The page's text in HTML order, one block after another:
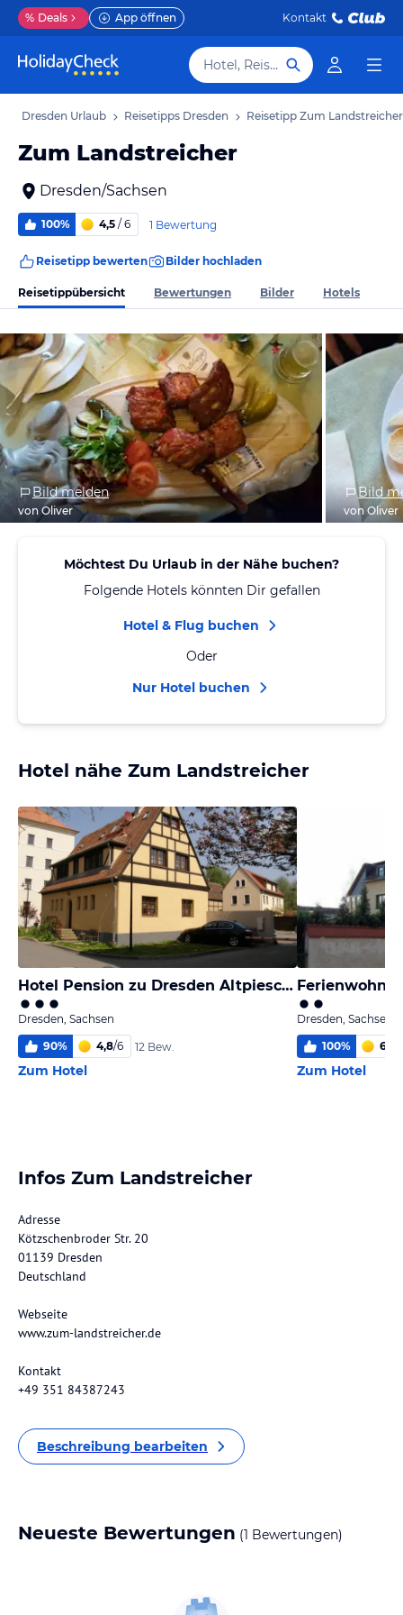
% Deals App öffnen Kontakt
Hotel, Reiseziel
Dresden Urlaub Reisetipps Dresden Reisetipp Zum Landstreicher
Zum Landstreicher
Dresden/Sachsen
100% 4,5 / 6 1 Bewertung
Reisetipp bewerten Bilder hochladen
Reisetippübersicht Bewertungen Bilder Hotels
Bild melden
von Oliver
Bild
von Oliver
Möchtest Du Urlaub in der Nähe buchen?
Folgende Hotels könnten Dir gefallen
Hotel & Flug buchen
Oder
Nur Hotel buchen
Hotel nähe Zum Landstreicher
Hotel Pension zu Dresden Altpieschen
Dresden, Sachsen
90% 4,8/6 12 Bew.
Zum Hotel
Dresden, Sachsen
100% 6,0
Zum Hotel
Infos Zum Landstreicher
Adresse
Kötzschenbroder Str. 20
01139 Dresden
Deutschland
Webseite
www.zum-landstreicher.de
Kontakt
+49 351 84387243
Beschreibung bearbeiten
Neueste Bewertungen (1 Bewertungen)